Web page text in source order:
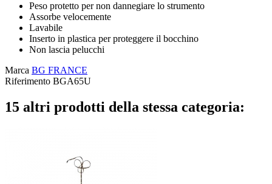
Peso protetto per non dannegiare lo strumento
Assorbe velocemente
Lavabile
Inserto in plastica per proteggere il bocchino
Non lascia pelucchi
Marca BG FRANCE
Riferimento BGA65U
15 altri prodotti della stessa categoria: